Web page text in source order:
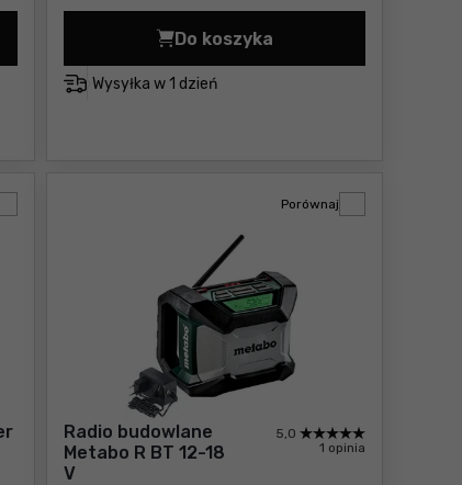
Cena 147,00 zł
Qbrick System PRO 2.0 DRAWER 3 TOOLBOX
Wysyłka w 1 dzień
Do koszyka
Skrzynka z szufladą Qbrick
Radio budowlane
Metabo R BT 12-18
V
5,0
1 opinia
Porównaj